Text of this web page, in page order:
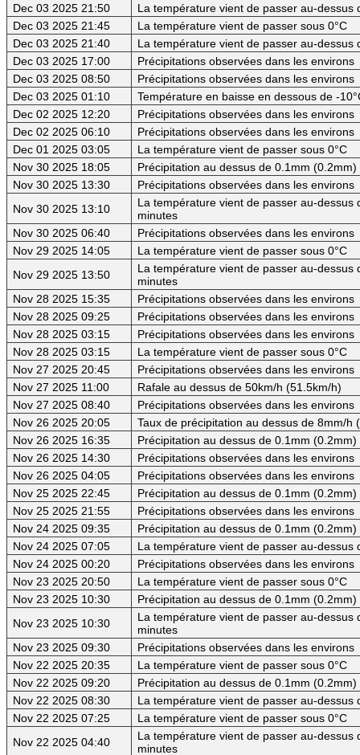
Dec 03 2025 21:50
La température vient de passer au-dessus
Dec 03 2025 21:45
La température vient de passer sous 0°C
Dec 03 2025 21:40
La température vient de passer au-dessus
Dec 03 2025 17:00
Précipitations observées dans les environs
Dec 03 2025 08:50
Précipitations observées dans les environs
Dec 03 2025 01:10
Température en baisse en dessous de -
Dec 02 2025 12:20
Précipitations observées dans les environs
Dec 02 2025 06:10
Précipitations observées dans les environs
Dec 01 2025 03:05
La température vient de passer sous 0°C
Nov 30 2025 18:05
Précipitation au dessus de 0.1mm
Nov 30 2025 13:30
Précipitations observées dans les environs
Nov 30 2025 13:10
La température vient de passer au-
minutes
Nov 30 2025 06:40
Précipitations observées dans les environs
Nov 29 2025 14:05
La température vient de passer sous 0°C
Nov 29 2025 13:50
La température vient de passer au-dessus
minutes
Nov 28 2025 15:35
Précipitations observées dans les environs
Nov 28 2025 09:25
Précipitations observées dans les environs
Nov 28 2025 03:15
Précipitations observées dans les environs
Nov 28 2025 03:15
La température vient de passer sous 0°C
Nov 27 2025 20:45
Précipitations observées dans les environs
Nov 27 2025 11:00
Rafale au dessus de 50km/h (51.5km/h)
Nov 27 2025 08:40
Précipitations observées dans les environs
Nov 26 2025 20:05
Taux de précipitation au dessus de 8mm/h
Nov 26 2025 16:35
Précipitation au dessus de 0.1mm
Nov 26 2025 14:30
Précipitations observées dans les environs
Nov 26 2025 04:05
Précipitations observées dans les environs
Nov 25 2025 22:45
Précipitation au dessus de 0.1mm
Nov 25 2025 21:55
Précipitations observées dans les environs
Nov 24 2025 09:35
Précipitation au dessus de 0.1mm
Nov 24 2025 07:05
La température vient de passer au-dessus
Nov 24 2025 00:20
Précipitations observées dans les environs
Nov 23 2025 20:50
La température vient de passer sous 0°C
Nov 23 2025 10:30
Précipitation au dessus de 0.1mm
Nov 23 2025 10:30
La température vient de passer au-
minutes
Nov 23 2025 09:30
Précipitations observées dans les environs
Nov 22 2025 20:35
La température vient de passer sous 0°C
Nov 22 2025 09:20
Précipitation au dessus de 0.1mm
Nov 22 2025 08:30
La température vient de passer au-
Nov 22 2025 07:25
La température vient de passer sous 0°C
Nov 22 2025 04:40
La température vient de passer au-
minutes